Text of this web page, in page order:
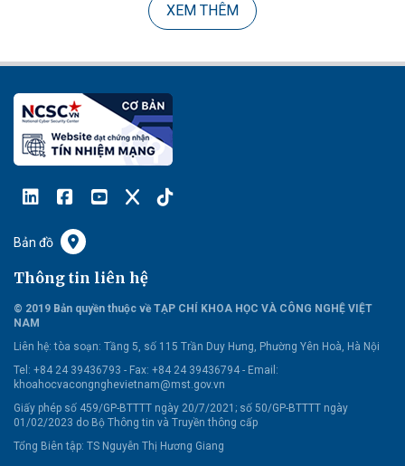
XEM THÊM
Bản đồ
Thông tin liên hệ
© 2019 Bản quyền thuộc về TẠP CHÍ KHOA HỌC VÀ CÔNG NGHỆ VIỆT
NAM
Liên hệ: tòa soạn: Tầng 5, số 115 Trần Duy Hưng, Phường Yên Hoà, Hà Nội
Tel: +84 24 39436793 - Fax: +84 24 39436794 - Email:
khoahocvacongnghevietnam@mst.gov.vn
Giấy phép số 459/GP-BTTTT ngày 20/7/2021; số 50/GP-BTTTT ngày
01/02/2023 do Bộ Thông tin và Truyền thông cấp
Tổng Biên tập: TS Nguyễn Thị Hương Giang